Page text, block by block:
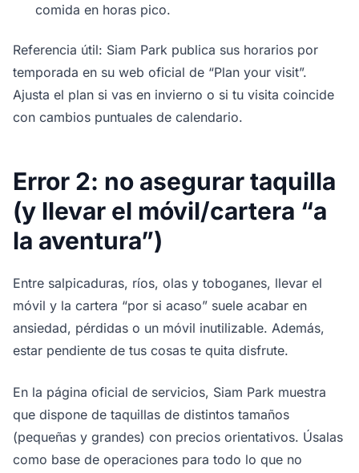
comida en horas pico.
Referencia útil: Siam Park publica sus horarios por
temporada en su web oficial de “Plan your visit”.
Ajusta el plan si vas en invierno o si tu visita coincide
con cambios puntuales de calendario.
Error 2: no asegurar taquilla
(y llevar el móvil/cartera “a
la aventura”)
Entre salpicaduras, ríos, olas y toboganes, llevar el
móvil y la cartera “por si acaso” suele acabar en
ansiedad, pérdidas o un móvil inutilizable. Además,
estar pendiente de tus cosas te quita disfrute.
En la página oficial de servicios, Siam Park muestra
que dispone de taquillas de distintos tamaños
(pequeñas y grandes) con precios orientativos. Úsalas
como base de operaciones para todo lo que no